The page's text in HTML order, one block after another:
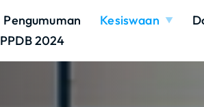
Pengumuman Kesiswaan
PPDB 2024